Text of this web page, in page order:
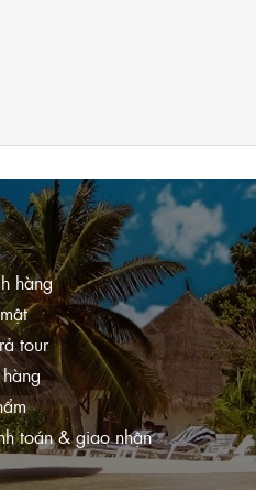
hàng
tour
toán & giao nhận